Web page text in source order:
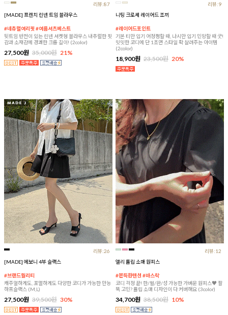
리뷰:87
[MADE] 프렌치 린넨 트임 블라우스
#네츄럴여리핏 #여름셔츠베스트
뒷트임 반전이 있는 린넨 셔켓형 블라우스 내추럴한 핏
감과 소재감에 경쾌한 크롭 길이! (2color)
27,500원 35,000원 21%
리뷰:9
니팅 크로셰 레이어드 조끼
#레이어드포인트
기본 티만 입기 어정쩡할 때, 나시만 입기 민망할 때 굿!
밋밋한 코디에 단 1초면 스타일 확 살려주는 아이템
(2color)
18,900원 23,500원 20%
리뷰:26
[MADE] 에보니 4부 슬랙스
#브랜드퀄리티
캐주얼하게도, 포멀하게도 다양한 코디가 가능한 만능
하프슬랙스 (M,L)
27,500원 39,500원 30%
리뷰:12
앨리 튤립 소매 원피스
#쫀득한텐션 #바스락
코디 걱정 끝! 한/벌/완/성 가능한 가벼운 원피스♥ 팔
뚝 고민? 튤립 소매 디자인이 다 커버해요 (3color)
34,700원 38,500원 10%